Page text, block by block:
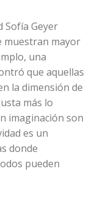
Sofía Geyer
muestran mayor
una
que aquellas
la dimensión de
más lo
imaginación son
es un
donde
pueden